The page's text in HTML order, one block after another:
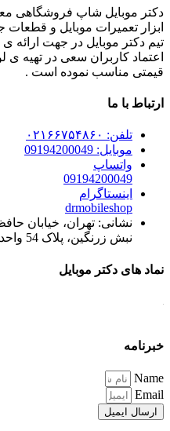
دکتر موبایل شاپ فروشگاهی
ابزار تعمیرات موبایل و قطعات
تیم دکتر موبایل در جهت
اعتماد کاربران سعی در تهیه ی
قیمتی مناسب نموده است .
ارتباط با ما
تلفن: ۰۲۱۶۶۷۵۴۸۶۰
موبایل: 09194200049
واتساپ
09194200049
اینستاگرام
drmobileshop
نشانی: تهران، خیابان
نبش زرنگین، پلاک 54 واحد 8
نماد های دکتر موبایل
خبرنامه
Name
Email
ارسال ایمیل